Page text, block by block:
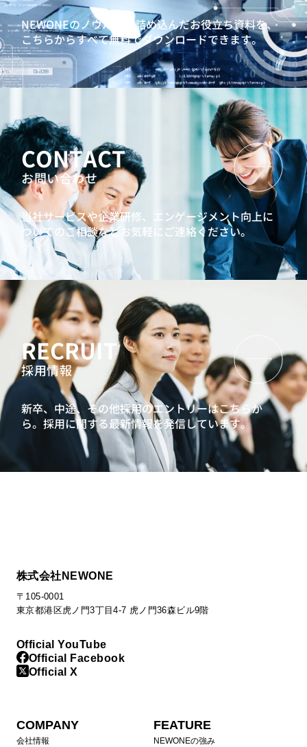
NEWONEのノウハウを詰め込んだお役立ち資料を、
こちらからすべて無料でダウンロードできます。
CONTACT
お問い合わせ
当社サービスや企業研修、エンゲージメント向上に
ついてのご相談などお気軽にご連絡ください。
RECRUIT
採用情報
新卒、中途、その他採用のエントリーはこちらか
ら。採用に関する最新情報を発信しています。
株式会社NEWONE
〒105-0001
東京都港区虎ノ門3丁目4-7 虎ノ門36森ビル9階
Official YouTube
Official Facebook
Official X
COMPANY
会社情報
FEATURE
NEWONEの強み